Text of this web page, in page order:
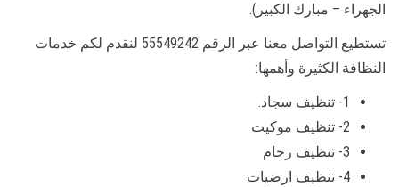
الجهراء – مبارك الكبير).
تستطيع التواصل معنا عبر الرقم 55549242 لنقدم لكم خدمات
النظافة الكثيرة وأهمها:
1- تنظيف سجاد.
2- تنظيف موكيت
3- تنظيف رخام
4- تنظيف ارضيات